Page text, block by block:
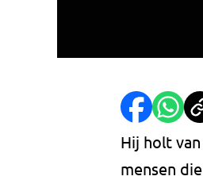
Hij holt
mensen